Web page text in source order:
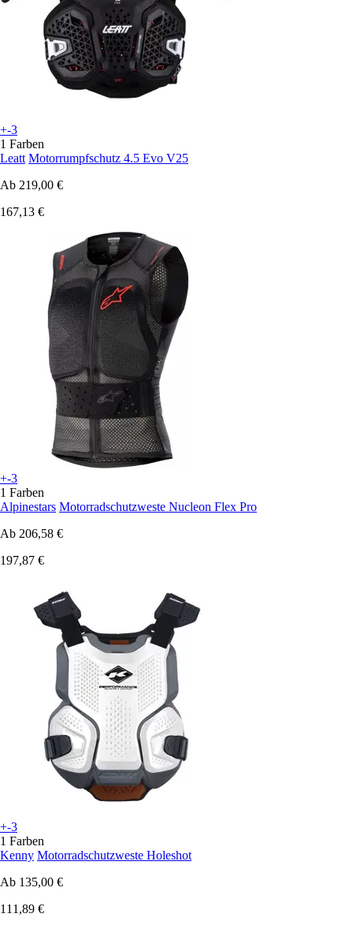
+-3
1 Farben
Leatt Motorrumpfschutz 4.5 Evo V25
Ab 219,00 €
167,13 €
+-3
1 Farben
Alpinestars Motorradschutzweste Nucleon Flex Pro
Ab 206,58 €
197,87 €
+-3
1 Farben
Kenny Motorradschutzweste Holeshot
Ab 135,00 €
111,89 €